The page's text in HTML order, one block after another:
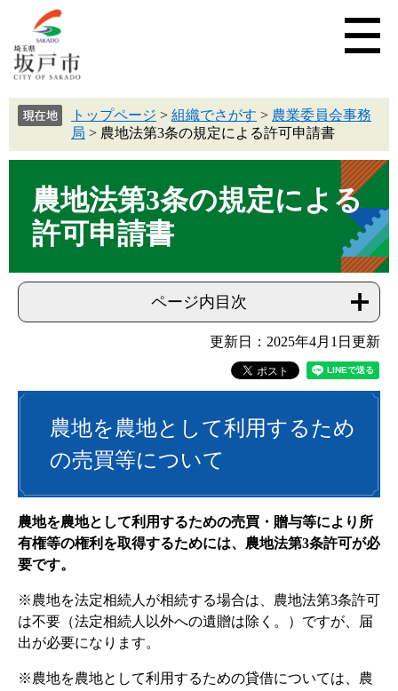
トップページ > 組織でさがす > 農業委員会事務
局 > 農地法第3条の規定による許可申請書
農地法第3条の規定による
許可申請書
ページ内目次
更新日：2025年4月1日更新
農地を農地として利用するため
の売買等について
農地を農地として利用するための売買・贈与等により所
有権等の権利を取得するためには、農地法第3条許可が必
要です。
※農地を法定相続人が相続する場合は、農地法第3条許可
は不要（法定相続人以外への遺贈は除く。）ですが、届
出が必要になります。
※農地を農地として利用するための貸借については、農